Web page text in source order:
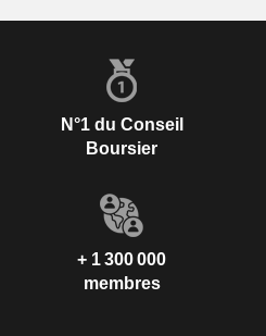
N°1 du Conseil
Boursier
+ 1 300 000
membres